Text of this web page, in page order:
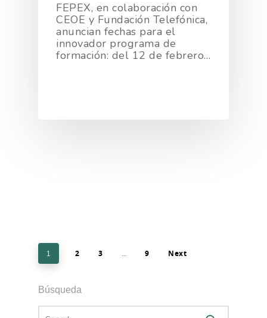
FEPEX, en colaboración con
CEOE y Fundación Telefónica,
anuncian fechas para el
innovador programa de
formación: del 12 de febrero…
1 2 3 … 9 Next
Búsqueda